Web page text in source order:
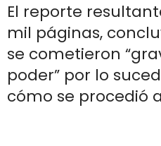
El reporte
mil páginas,
se cometieron
poder” por lo
cómo se procedió